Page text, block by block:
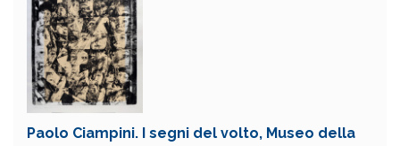
Paolo Ciampini. I segni del volto, Museo della